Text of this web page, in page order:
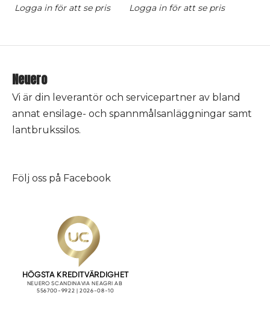
Logga in för att se pris Logga in för att se pris
Neuero
Vi är din leverantör och servicepartner av bland
annat ensilage- och spannmålsanläggningar samt
lantbrukssilos.
Följ oss på Facebook